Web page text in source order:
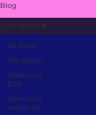
Blog
All Posts
Estratégia
Marketing
B2B
Marketing
Industrial